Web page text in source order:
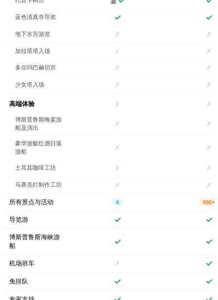
乔拉教堂博物馆门票和
导览步行游
Rumeli堡垒免排队门票
（含语音导览）
队门票（含语音导览）
金角湾和博斯普鲁斯海
或
蓝色清真寺导览 ✓ ✓
地下水宫游览 ✗ ✗
加拉塔塔入场 ✗ ✗
多尔玛巴赫切宫 ✗ ✗
少女塔入场 ✗ ✗
高端体验 ✗ ✗
博斯普鲁斯晚宴游
船及演出
✗ ✗
豪华游艇红酒日落
游船
✗ ✗
土耳其咖啡工坊 ✗ ✗
马赛克灯制作工坊 ✗ ✗
所有景点与活动 6 100+
导览游 ✓ ✓
博斯普鲁斯海峡游
船
✓ ✓
机场班车 ✗ ✓
免排队 ✓ ✓